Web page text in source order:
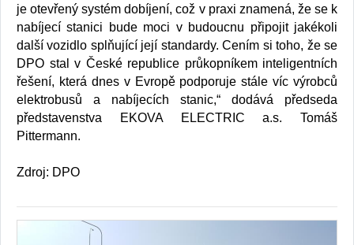
je otevřený systém dobíjení, což v praxi znamená, že se k
nabíjecí stanici bude moci v budoucnu připojit jakékoli
další vozidlo splňující její standardy. Cením si toho, že se
DPO stal v České republice průkopníkem inteligentních
řešení, která dnes v Evropě podporuje stále víc výrobců
elektrobusů a nabíjecích stanic,“ dodává předseda
představenstva EKOVA ELECTRIC a.s. Tomáš
Pittermann.
Zdroj: DPO